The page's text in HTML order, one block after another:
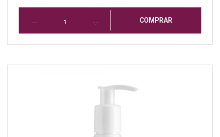
COMPRAR